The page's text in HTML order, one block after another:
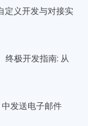
定义开发与对接实
终极开发指南: 从
中发送电子邮件